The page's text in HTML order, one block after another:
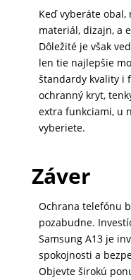
DIELŇA
ZÁHRADA
Keď vyberáte
materiál, dizajn, a
Dôležité je však
len tie najlepšie
štandardy kvality i
ochranný kryt,
extra funkciami, u
vyberiete.
Záver
Ochrana telefónu
pozabudne.
Samsung A13 je
spokojnosti a
Objevte širokú